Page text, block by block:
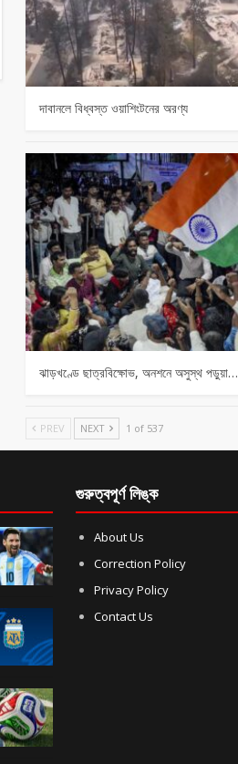
দাবানলে বিধ্বস্ত ওয়াশিংটনের অরণ্য
ঝাড়খণ্ডে ছাত্রবিক্ষোভ, অনশনে অসুস্থ পড়ুয়া…
PREV NEXT 1 of 537
গুরুত্বপূর্ণ লিঙ্ক
About Us
Correction Policy
Privacy Policy
Contact Us